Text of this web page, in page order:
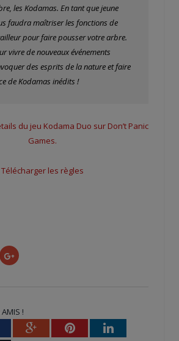
les Kodamas. En tant que jeune
faudra maîtriser les fonctions de
pour faire pousser votre arbre.
vivre de nouveaux événements
des esprits de la nature et faire
de Kodamas inédits !
du jeu Kodama Duo sur Don’t Panic
Games.
Télécharger les règles
Cliquez
pour
nouvelle
fenêtre)
!
Google+PinterestLinkedIn